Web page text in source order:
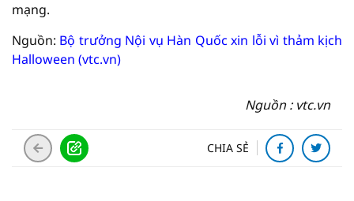
mạng.
Nguồn: Bộ trưởng Nội vụ Hàn Quốc xin lỗi vì thảm kịch
Halloween (vtc.vn)
Nguồn : vtc.vn
CHIA SẺ